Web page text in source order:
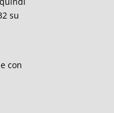
su
con